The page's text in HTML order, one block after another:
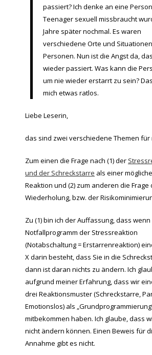
passiert? Ich denke an eine
Teenager sexuell missbraucht
Jahre später nochmal. Es waren
verschiedene Orte und
Personen. Nun ist die Angst da,
wieder passiert. Was kann die
um nie wieder erstarrt zu sein?
mich etwas ratlos.
Liebe Leserin,
das sind zwei verschiedene Themen für
Zum einen die Frage nach (1) der
und der Schreckstarre als einer
Reaktion und (2) zum anderen die Frage
Wiederholung, bzw. der
Zu (1) bin ich der Auffassung, dass wenn
Notfallprogramm der Stressreaktion
(Notabschaltung = Erstarrenreaktion)
X darin besteht, dass Sie in die
dann ist daran nichts zu ändern. Ich
aufgrund meiner Erfahrung, dass wir
drei Reaktionsmuster (Schreckstarre,
Emotionslos) als
mitbekommen haben. Ich glaube, dass
nicht ändern können. Einen Beweis für
Annahme gibt es nicht.